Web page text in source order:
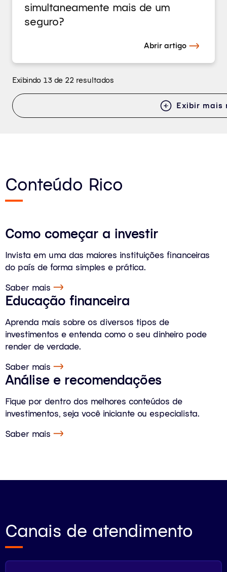
simultaneamente mais de um
seguro?
Abrir artigo
Exibindo 13 de 22 resultados
Exibir mais
Conteúdo Rico
Como começar a investir
Invista em uma das maiores instituições financeiras
do país de forma simples e prática.
Saber mais
Educação financeira
Aprenda mais sobre os diversos tipos de
investimentos e entenda como o seu dinheiro pode
render de verdade.
Saber mais
Análise e recomendações
Fique por dentro dos melhores conteúdos de
investimentos, seja você iniciante ou especialista.
Saber mais
Canais de atendimento